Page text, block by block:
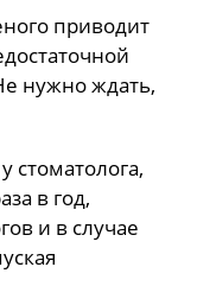
приводит
нужно ждать,
стоматолога,
в год,
и в случае